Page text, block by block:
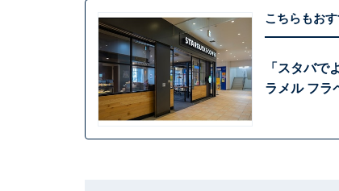
こちらもお
「スタバで
ラメル フラ